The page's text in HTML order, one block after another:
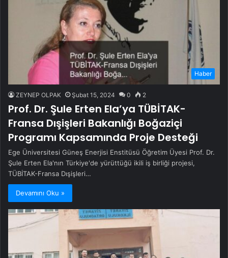
Haber
ZEYNEP OLPAK Şubat 15, 2024 0 2
Prof. Dr. Şule Erten Ela’ya TÜBİTAK-
Fransa Dışişleri Bakanlığı Boğaziçi
Programı Kapsamında Proje Desteği
Ege Üniversitesi Güneş Enerjisi Enstitüsü Öğretim Üyesi Prof. Dr.
Şule Erten Ela'nın Türkiye'de yürüttüğü ikili iş birliği projesi,
TÜBİTAK-Fransa Dışişleri…
Devamını Oku »